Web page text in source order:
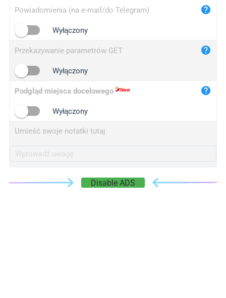
Powiadomienia (na e-mail/do Telegram)
Wyłączony
Przekazywanie parametrów GET
Wyłączony
Podgląd miejsca docelowego
Wyłączony
Umieść swoje notatki tutaj
Disable ADS